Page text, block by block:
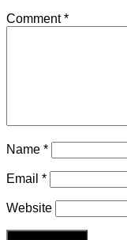
Comment*
Name *
Email *
Website